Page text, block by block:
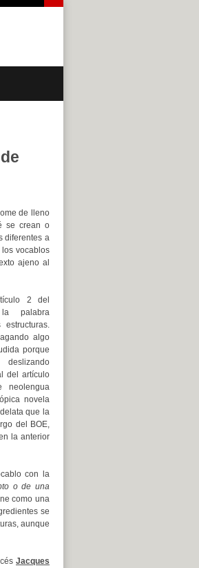
de lleno
se crean o
diferentes a
los vocablos
ajeno al
2 del
palabra
algo
porque
del artículo
novela
que la
del BOE,
la anterior
con la
o de una
como una
se
aunque
Jacques